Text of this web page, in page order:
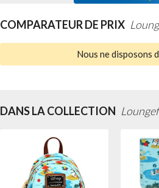
COMPARATEUR DE PRIX
Nous ne disposons
DANS LA COLLECTION